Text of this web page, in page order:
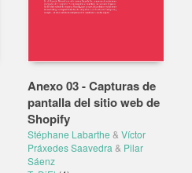
Anexo 03 - Capturas de
pantalla del sitio web de
Shopify
Stéphane Labarthe & Víctor
Práxedes Saavedra & Pilar
Sáenz